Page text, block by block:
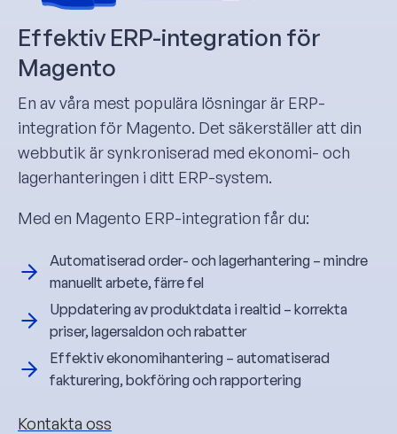
Effektiv ERP-integration för
Magento
En av våra mest populära lösningar är ERP-
integration för Magento. Det säkerställer att din
webbutik är synkroniserad med ekonomi- och
lagerhanteringen i ditt ERP-system.
Med en Magento ERP-integration får du:
Automatiserad order- och lagerhantering – mindre
manuellt arbete, färre fel
Uppdatering av produktdata i realtid – korrekta
priser, lagersaldon och rabatter
Effektiv ekonomihantering – automatiserad
fakturering, bokföring och rapportering
Kontakta oss